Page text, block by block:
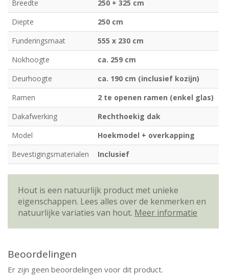
Breedte
250 + 325 cm
Diepte
250 cm
Funderingsmaat
555 x 230 cm
Nokhoogte
ca. 259 cm
Deurhoogte
ca. 190 cm (inclusief kozijn)
Ramen
2 te openen ramen (enkel glas)
Dakafwerking
Rechthoekig dak
Model
Hoekmodel + overkapping
Bevestigingsmaterialen
Inclusief
Hout is een natuurlijk product met unieke
eigenschappen. Lees alles over de kenmerken en
natuurlijke variaties van hout. Meer informatie
Beoordelingen
Er zijn geen beoordelingen voor dit product.